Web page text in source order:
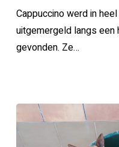
Cappuccino werd in
uitgemergeld langs
gevonden. Ze…